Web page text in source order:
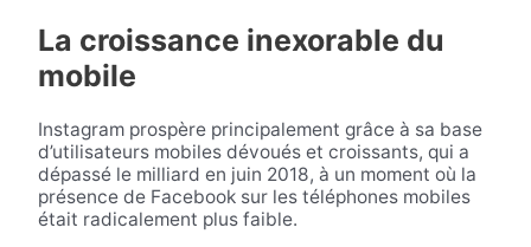
La croissance inexorable du
mobile
Instagram prospère principalement grâce à sa base
d’utilisateurs mobiles dévoués et croissants, qui a
dépassé le milliard en juin 2018, à un moment où la
présence de Facebook sur les téléphones mobiles
était radicalement plus faible.